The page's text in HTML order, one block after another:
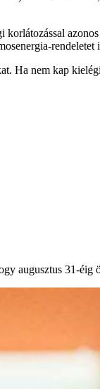
Ha nem kap
augusztus 31-éig